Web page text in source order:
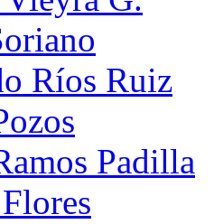
Ríos Ruiz
Padilla